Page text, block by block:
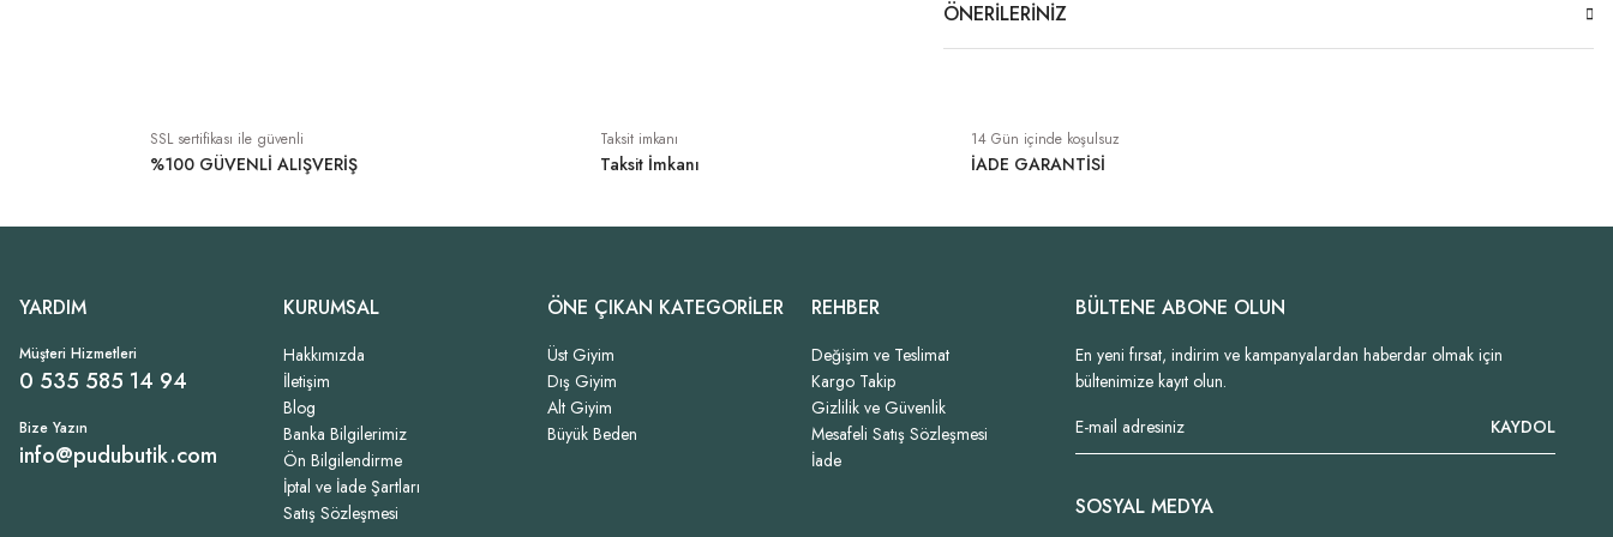
ÖNERILERINIZ
SSL sertifikası ile güvenli
%100 GÜVENLİ ALIŞVERİŞ
Taksit imkanı
Taksit İmkanı
14 Gün içinde koşulsuz
İADE GARANTİSİ
YARDIM
Müşteri Hizmetleri
0 535 585 14 94
Bize Yazın
info@pudubutik.com
KURUMSAL
Hakkımızda
İletişim
Blog
Banka Bilgilerimiz
Ön Bilgilendirme
İptal ve İade Şartları
Satış Sözleşmesi
ÖNE ÇIKAN KATEGORİLER
Üst Giyim
Dış Giyim
Alt Giyim
Büyük Beden
REHBER
Değişim ve Teslimat
Kargo Takip
Gizlilik ve Güvenlik
Mesafeli Satış Sözleşmesi
İade
BÜLTENE ABONE OLUN
En yeni fırsat, indirim ve kampanyalardan haberdar olmak için
bültenimize kayıt olun.
KAYDOL
SOSYAL MEDYA